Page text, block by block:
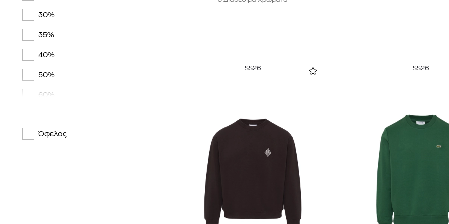
SUPERDRY
TOMMY HILFIGER
TOMMY JEANS
VANS
30%
35%
40%
50%
60%
Όφελος
SS26 SS26